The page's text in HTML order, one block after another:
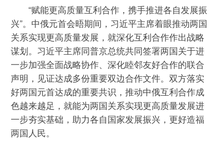
“赋能更高质量互利合作，携手推进各自发展振
兴”。中俄元首会晤期间，习近平主席着眼推动两国
关系实现更高质量发展，就深化互利合作作出战略
谋划。习近平主席同普京总统共同签署两国关于进
一步加强全面战略协作、深化睦邻友好合作的联合
声明，见证达成多份重要双边合作文件。双方落实
好两国元首达成的重要共识，推动中俄互利合作成
色越来越足，就能为两国关系实现更高质量发展进
一步夯实基础，助力各自国家发展振兴，更好造福
两国人民。